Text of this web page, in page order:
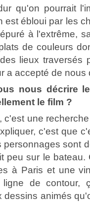
qu'on pourrait
est ébloui par les
à l'extrême,
de couleurs
lieux traversés
a accepté de nous
nous décrire
le film ?
c'est une
c'est que
personnages sont
peu sur le bateau.
à Paris et une
de contour,
dessins animés